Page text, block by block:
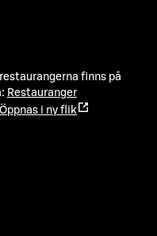
finns på
Restauranger
Öppnas i ny flik